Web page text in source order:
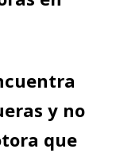
y no
que